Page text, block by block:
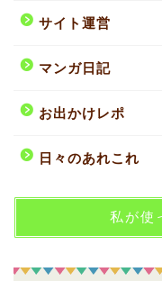
サイト運営
マンガ日記
お出かけレポ
日々のあれこれ
私が使